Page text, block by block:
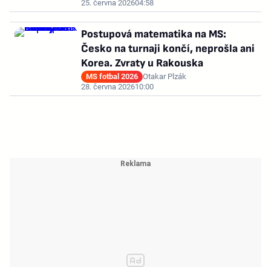
25. června 202604:58
Postupová matematika na MS:
Česko na turnaji končí, neprošla ani
Korea. Zvraty u Rakouska
MS fotbal 2026 Otakar Plzák
28. června 202610:00